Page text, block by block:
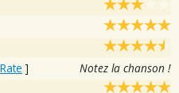
Rate ] Notez la chanson !